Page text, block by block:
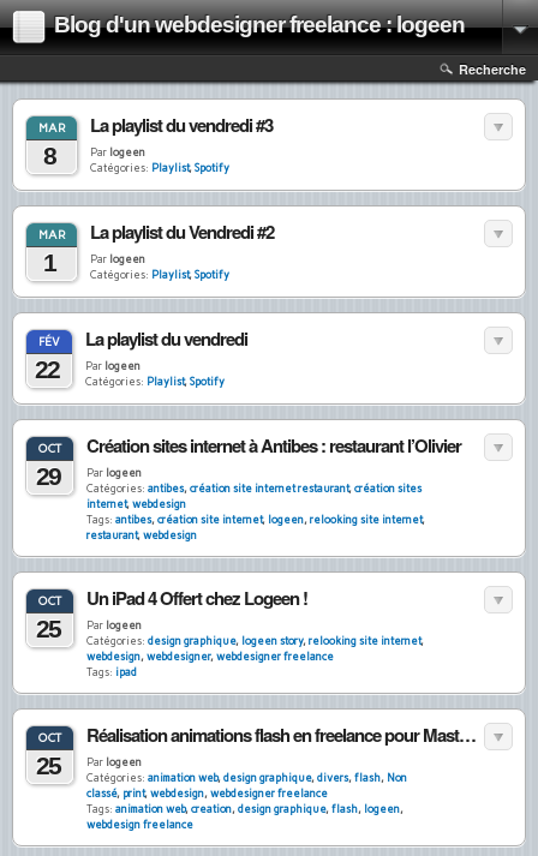
Blog d'un webdesigner freelance : logeen
Recherche
MAR
8
La playlist du vendredi #3
Par logeen
Catégories: Playlist,Spotify
MAR
1
La playlist du Vendredi #2
Par logeen
Catégories: Playlist,Spotify
FÉV
22
La playlist du vendredi
Par logeen
Catégories: Playlist,Spotify
OCT
29
Création sites internet à Antibes : restaurant l’Olivier
Par logeen
Catégories: antibes,création site internet restaurant,création sites
internet,webdesign
Tags: antibes,création site internet, logeen,relooking site internet,
restaurant,webdesign
OCT
25
Un iPad 4 Offert chez Logeen !
Par logeen
Catégories: design graphique, logeen story,relooking site internet,
webdesign,webdesigner,webdesigner freelance
Tags: ipad
OCT
25
Réalisation animations flash en freelance pour Mastercard
Par logeen
Catégories: animation web,design graphique,divers,flash, Non
classé, print,webdesign,webdesigner freelance
Tags: animation web,creation,design graphique,flash, logeen,
webdesign freelance